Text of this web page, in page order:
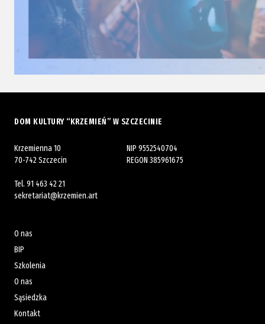
DOM KULTURY “KRZEMIEŃ” W SZCZECINIE
Krzemienna 10
70-742 Szczecin
Tel. 91 463 42 21
sekretariat@krzemien.art
NIP 9552540704
REGON 385961675
O nas
BIP
Szkolenia
O nas
Sąsiedzka
Kontakt